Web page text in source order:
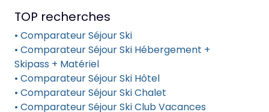
TOP recherches
• Comparateur Séjour Ski
• Comparateur Séjour Ski Hébergement +
Skipass + Matériel
• Comparateur Séjour Ski Hôtel
• Comparateur Séjour Ski Chalet
• Comparateur Séjour Ski Club Vacances